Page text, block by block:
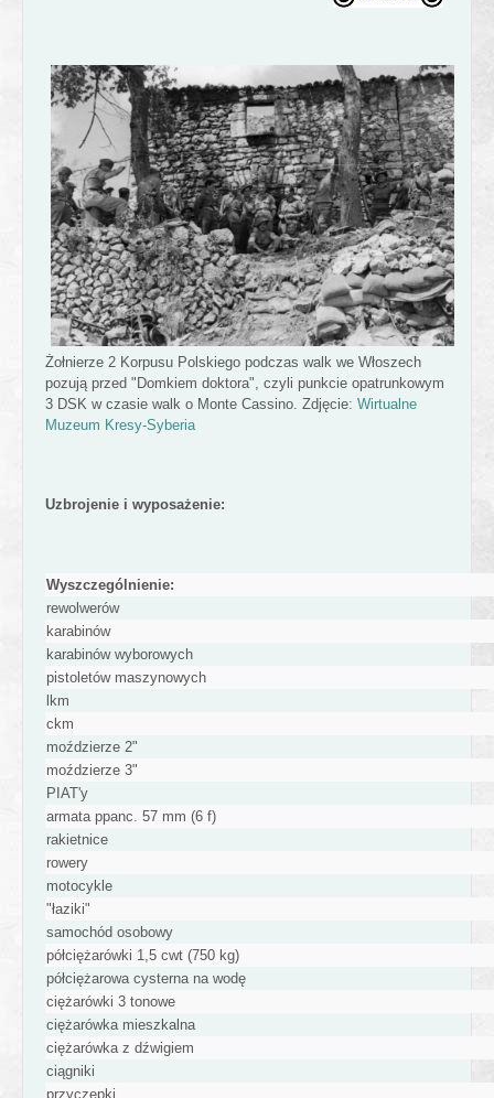
Żołnierze 2 Korpusu Polskiego podczas walk we Włoszech
pozują przed "Domkiem doktora", czyli punkcie opatrunkowym
3 DSK w czasie walk o Monte Cassino. Zdjęcie: Wirtualne
Muzeum Kresy-Syberia
Uzbrojenie i wyposażenie:
Wyszczególnienie:
rewolwerów
karabinów
karabinów wyborowych
pistoletów maszynowych
lkm
ckm
moździerze 2"
moździerze 3"
PIAT'y
armata ppanc. 57 mm (6 f)
rakietnice
rowery
motocykle
"łaziki"
samochód osobowy
półciężarówki 1,5 cwt (750 kg)
półciężarowa cysterna na wodę
ciężarówki 3 tonowe
ciężarówka mieszkalna
ciężarówka z dźwigiem
ciągniki
przyczepki